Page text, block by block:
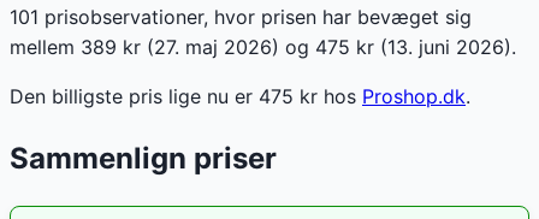
101 prisobservationer, hvor prisen har bevæget sig
mellem 389 kr (27. maj 2026) og 475 kr (13. juni 2026).
Den billigste pris lige nu er 475 kr hos Proshop.dk.
Sammenlign priser